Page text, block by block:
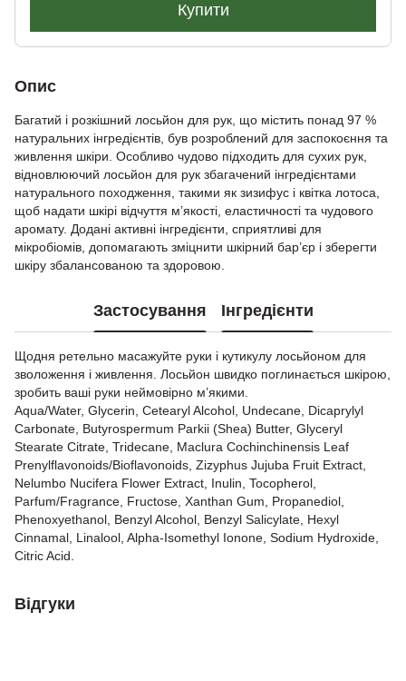
Купити
Опис
Багатий і розкішний лосьйон для рук, що містить понад 97 %
натуральних інгредієнтів, був розроблений для заспокоєння та
живлення шкіри. Особливо чудово підходить для сухих рук,
відновлюючий лосьйон для рук збагачений інгредієнтами
натурального походження, такими як зизифус і квітка лотоса,
щоб надати шкірі відчуття м’якості, еластичності та чудового
аромату. Додані активні інгредієнти, сприятливі для
мікробіомів, допомагають зміцнити шкірний бар’єр і зберегти
шкіру збалансованою та здоровою.
Застосування Інгредієнти
Щодня ретельно масажуйте руки і кутикулу лосьйоном для
зволоження і живлення. Лосьйон швидко поглинається шкірою,
зробить ваші руки неймовірно м’якими.
Aqua/Water, Glycerin, Cetearyl Alcohol, Undecane, Dicaprylyl
Carbonate, Butyrospermum Parkii (Shea) Butter, Glyceryl
Stearate Citrate, Tridecane, Maclura Cochinchinensis Leaf
Prenylflavonoids/Bioflavonoids, Zizyphus Jujuba Fruit Extract,
Nelumbo Nucifera Flower Extract, Inulin, Tocopherol,
Parfum/Fragrance, Fructose, Xanthan Gum, Propanediol,
Phenoxyethanol, Benzyl Alcohol, Benzyl Salicylate, Hexyl
Cinnamal, Linalool, Alpha-Isomethyl Ionone, Sodium Hydroxide,
Citric Acid.
Відгуки